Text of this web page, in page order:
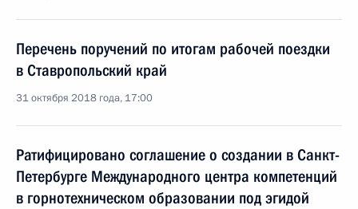
Перечень поручений по итогам рабочей поездки
в Ставропольский край
31 октября 2018 года, 17:00
Ратифицировано соглашение о создании в Санкт-
Петербурге Международного центра компетенций
в горнотехническом образовании под эгидой